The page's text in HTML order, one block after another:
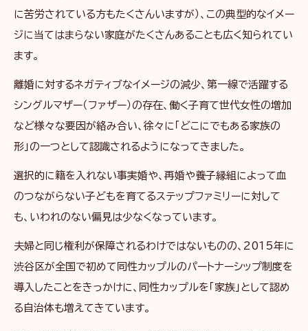
に苦労されている方もたくさんいますが）、この典型的なイメー
ジに当てはまらない家庭がたくさんあることも広く知られてい
ます。
離婚に対するネガティブなイメージの減少、第一線で活躍する
シングルマザー（ファザー）の存在、働く子育て世代女性の増加
など様々な要因が絡み合い、徐々に「どこにでもある家族の
形」の一つとして認識されるようになってきました。
選択的に籍を入れない事実婚や、再婚や養子縁組によって血
のつながらない子どもを育てるステップファミリーに対して
も、いわれのない偏見は少なくなっています。
夫婦と同じ権利が保障されるわけではないものの、2015年に
渋谷区が全国で初めて同性カップルのパートナーシップ制度を
導入したことをきっかけに、同性カップルを「家族」として認め
る自治体も増えてきています。